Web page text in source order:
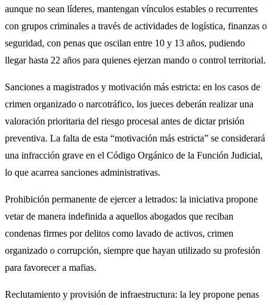
aunque no sean líderes, mantengan vínculos estables o recurrentes
con grupos criminales a través de actividades de logística, finanzas o
seguridad, con penas que oscilan entre 10 y 13 años, pudiendo
llegar hasta 22 años para quienes ejerzan mando o control territorial.
Sanciones a magistrados y motivación más estricta: en los casos de
crimen organizado o narcotráfico, los jueces deberán realizar una
valoración prioritaria del riesgo procesal antes de dictar prisión
preventiva. La falta de esta “motivación más estricta” se considerará
una infracción grave en el Código Orgánico de la Función Judicial,
lo que acarrea sanciones administrativas.
Prohibición permanente de ejercer a letrados: la iniciativa propone
vetar de manera indefinida a aquellos abogados que reciban
condenas firmes por delitos como lavado de activos, crimen
organizado o corrupción, siempre que hayan utilizado su profesión
para favorecer a mafias.
Reclutamiento y provisión de infraestructura: la ley propone penas